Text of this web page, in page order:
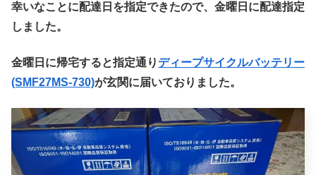
幸いなことに配達日を指定できたので、金曜日に配達指定
しました。
金曜日に帰宅すると指定通り ディープサイクルバッテリー
(SMF27MS-730)が玄関に届いておりました。